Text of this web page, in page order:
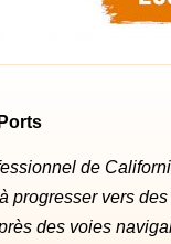
de
progresser vers
des voies